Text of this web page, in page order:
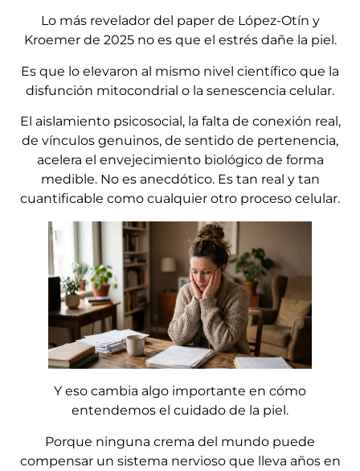
Lo más revelador del paper de López-Otín y
Kroemer de 2025 no es que el estrés dañe la piel.
Es que lo elevaron al mismo nivel científico que la
disfunción mitocondrial o la senescencia celular.
El aislamiento psicosocial, la falta de conexión real,
de vínculos genuinos, de sentido de pertenencia,
acelera el envejecimiento biológico de forma
medible. No es anecdótico. Es tan real y tan
cuantificable como cualquier otro proceso celular.
Y eso cambia algo importante en cómo
entendemos el cuidado de la piel.
Porque ninguna crema del mundo puede
compensar un sistema nervioso que lleva años en